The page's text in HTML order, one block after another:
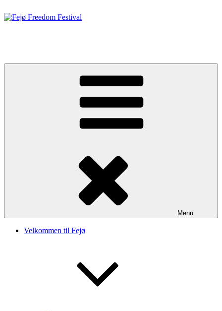
til
Menu
Velkommen til Fejø